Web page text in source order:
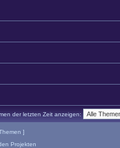
der letzten Zeit anzeigen:
]
Projekten